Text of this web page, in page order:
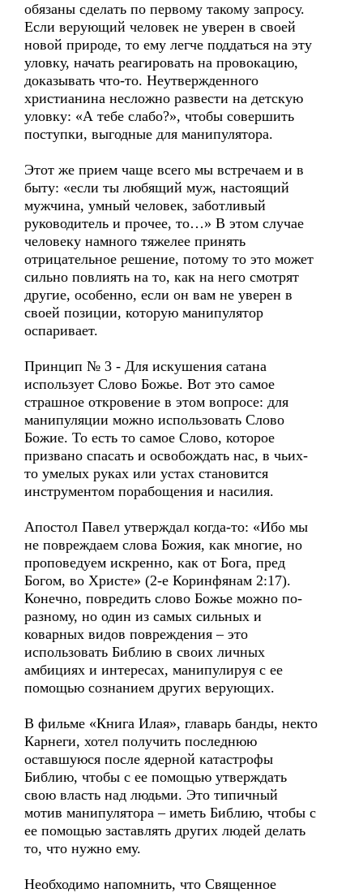
обязаны сделать по первому такому запросу.
Если верующий человек не уверен в своей
новой природе, то ему легче поддаться на эту
уловку, начать реагировать на провокацию,
доказывать что-то. Неутвержденного
христианина несложно развести на детскую
уловку: «А тебе слабо?», чтобы совершить
поступки, выгодные для манипулятора.
Этот же прием чаще всего мы встречаем и в
быту: «если ты любящий муж, настоящий
мужчина, умный человек, заботливый
руководитель и прочее, то…» В этом случае
человеку намного тяжелее принять
отрицательное решение, потому то это может
сильно повлиять на то, как на него смотрят
другие, особенно, если он вам не уверен в
своей позиции, которую манипулятор
оспаривает.
Принцип № 3 - Для искушения сатана
использует Слово Божье. Вот это самое
страшное откровение в этом вопросе: для
манипуляции можно использовать Слово
Божие. То есть то самое Слово, которое
призвано спасать и освобождать нас, в чьих-
то умелых руках или устах становится
инструментом порабощения и насилия.
Апостол Павел утверждал когда-то: «Ибо мы
не повреждаем слова Божия, как многие, но
проповедуем искренно, как от Бога, пред
Богом, во Христе» (2-е Коринфянам 2:17).
Конечно, повредить слово Божье можно по-
разному, но один из самых сильных и
коварных видов повреждения – это
использовать Библию в своих личных
амбициях и интересах, манипулируя с ее
помощью сознанием других верующих.
В фильме «Книга Илая», главарь банды, некто
Карнеги, хотел получить последнюю
оставшуюся после ядерной катастрофы
Библию, чтобы с ее помощью утверждать
свою власть над людьми. Это типичный
мотив манипулятора – иметь Библию, чтобы с
ее помощью заставлять других людей делать
то, что нужно ему.
Необходимо напомнить, что Священное